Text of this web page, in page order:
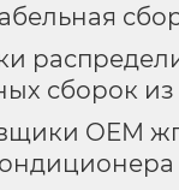
сборок из
OEM